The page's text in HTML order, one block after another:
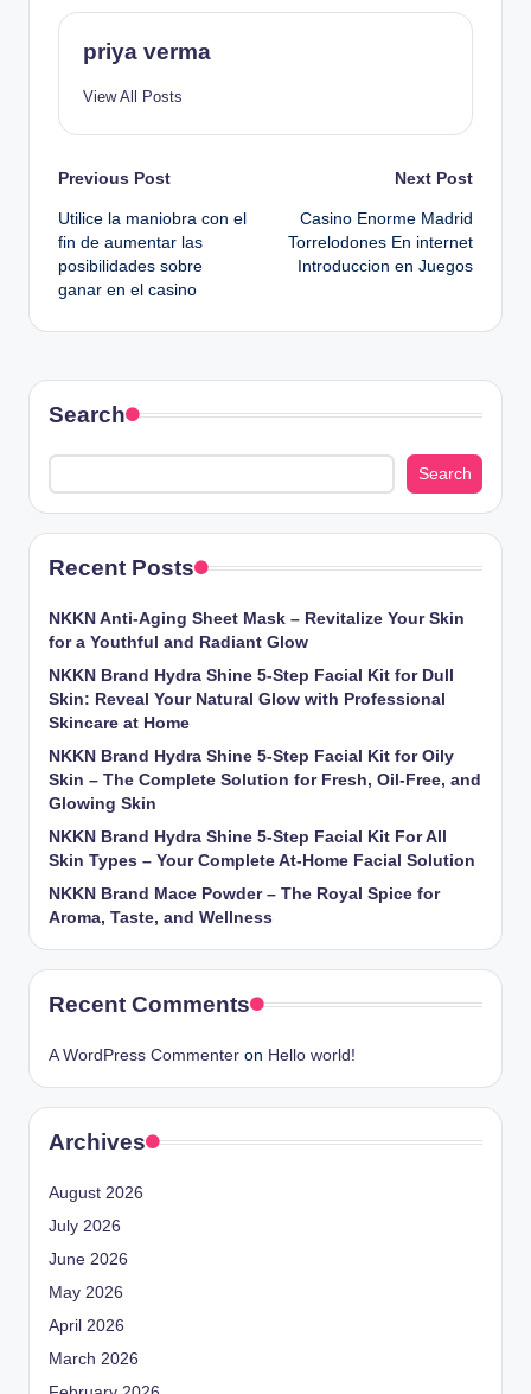
priya verma
View All Posts
Post
navigation
Previous Post
Utilice la maniobra con el
fin de aumentar las
posibilidades sobre
ganar en el casino
Next Post
Casino Enorme Madrid
Torrelodones En internet
Introduccion en Juegos
Search
Search
Recent Posts
NKKN Anti-Aging Sheet Mask – Revitalize Your Skin
for a Youthful and Radiant Glow
NKKN Brand Hydra Shine 5-Step Facial Kit for Dull
Skin: Reveal Your Natural Glow with Professional
Skincare at Home
NKKN Brand Hydra Shine 5-Step Facial Kit for Oily
Skin – The Complete Solution for Fresh, Oil-Free, and
Glowing Skin
NKKN Brand Hydra Shine 5-Step Facial Kit For All
Skin Types – Your Complete At-Home Facial Solution
NKKN Brand Mace Powder – The Royal Spice for
Aroma, Taste, and Wellness
Recent Comments
A WordPress Commenter on Hello world!
Archives
August 2026
July 2026
June 2026
May 2026
April 2026
March 2026